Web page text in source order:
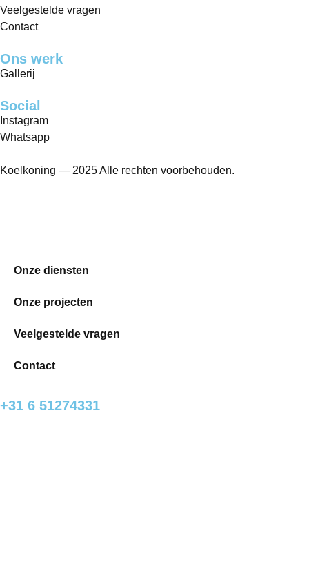
Veelgestelde vragen
Contact
Ons werk
Gallerij
Social
Instagram
Whatsapp
Koelkoning — 2025 Alle rechten voorbehouden.
Onze diensten
Onze projecten
Veelgestelde vragen
Contact
+31 6 51274331